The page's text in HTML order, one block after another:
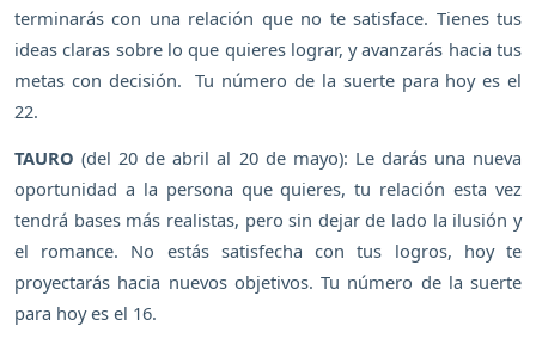
terminarás con una relación que no te satisface. Tienes tus
ideas claras sobre lo que quieres lograr, y avanzarás hacia tus
metas con decisión. Tu número de la suerte para hoy es el
22.
TAURO (del 20 de abril al 20 de mayo): Le darás una nueva
oportunidad a la persona que quieres, tu relación esta vez
tendrá bases más realistas, pero sin dejar de lado la ilusión y
el romance. No estás satisfecha con tus logros, hoy te
proyectarás hacia nuevos objetivos. Tu número de la suerte
para hoy es el 16.